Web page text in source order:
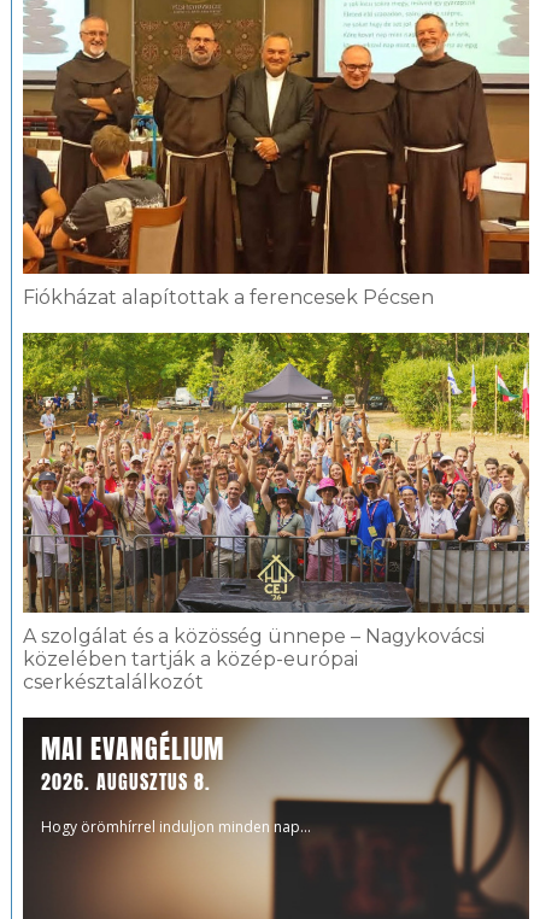
Fiókházat alapítottak a ferencesek Pécsen
A szolgálat és a közösség ünnepe – Nagykovácsi
közelében tartják a közép-európai
cserkésztalálkozót
MAI EVANGÉLIUM
2026. AUGUSZTUS 8.
Hogy örömhírrel induljon minden nap...